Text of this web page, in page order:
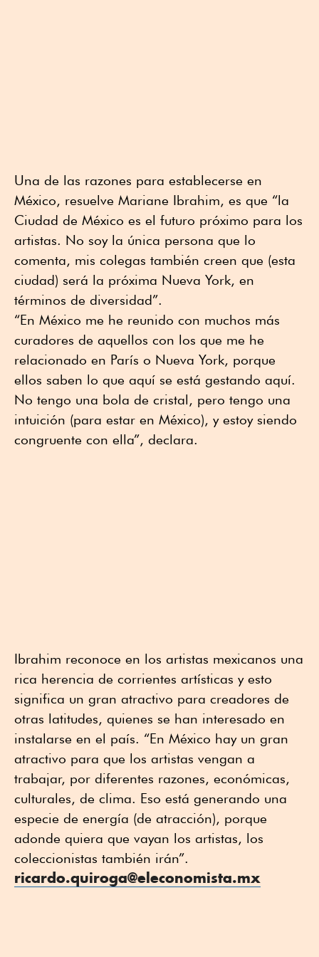
Una de las razones para establecerse en
México, resuelve Mariane Ibrahim, es que “la
Ciudad de México es el futuro próximo para los
artistas. No soy la única persona que lo
comenta, mis colegas también creen que (esta
ciudad) será la próxima Nueva York, en
términos de diversidad”.
“En México me he reunido con muchos más
curadores de aquellos con los que me he
relacionado en París o Nueva York, porque
ellos saben lo que aquí se está gestando aquí.
No tengo una bola de cristal, pero tengo una
intuición (para estar en México), y estoy siendo
congruente con ella”, declara.
Ibrahim reconoce en los artistas mexicanos una
rica herencia de corrientes artísticas y esto
significa un gran atractivo para creadores de
otras latitudes, quienes se han interesado en
instalarse en el país. “En México hay un gran
atractivo para que los artistas vengan a
trabajar, por diferentes razones, económicas,
culturales, de clima. Eso está generando una
especie de energía (de atracción), porque
adonde quiera que vayan los artistas, los
coleccionistas también irán”.
ricardo.quiroga@eleconomista.mx